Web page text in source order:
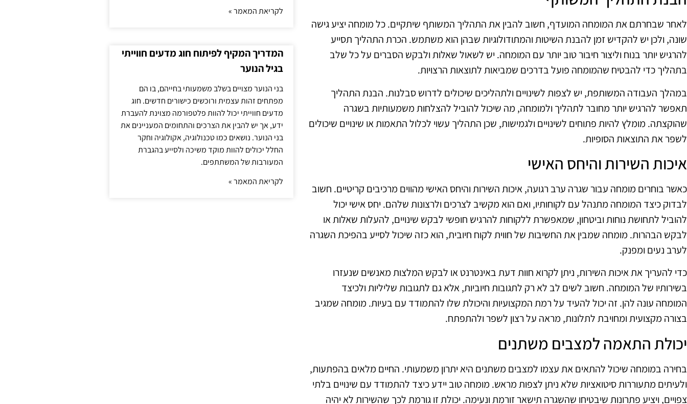
לאחר שבחרתם את המומחה המועדף, חשוב להבין את התהליך המשותף שיתקיים. כל מומחה יציע גישה
שונה, ולכן יש להקדיש זמן להבנת השיטות והמתודולוגיות שבהן הוא משתמש. הכרת התהליך תסייע
להרגיש יותר בנוח וליצור חיבור טוב יותר עם המומחה. יש לשאול שאלות ולבקש הסברים על כל שלב
בתהליך כדי להבטיח שהמומחה פועל בדרכים שמביאות לתוצאות הרצויות.
במהלך העבודה המשותפת, יש לצפות לשינויים ולתהליכים שיכולים לדרוש סבלנות. הבנת התהליך
תאפשר להרגיש יותר מחובר לתהליך ולמומחה, מה שיכול להוביל להצלחות משמעותיות בשגרה
שהוקצתה. מומלץ להיות פתוחים לשינויים ולגמישות, שכן התהליך עשוי לכלול התאמות או שינויים שיכולים
לשפר את התוצאות הסופיות.
איכות השירות והיחס האישי
כאשר בוחרים מומחה עבור שגרה ערב רגועה, איכות השירות והיחס האישי מהווים מרכיבים קריטיים. חשוב
לבדוק כיצד המומחה מתנהל עם לקוחותיו, ואם הוא מקשיב לצרכים ולרצונות שלהם. יחס אישי יכול
להוביל לתחושת נוחות וביטחון, שמאפשרת ללקוחות להרגיש חופשי לבקש שינויים, להעלות שאלות או
לבקש הבהרות. מומחה שמבין את החשיבות של חווית לקוח חיובית, הוא כזה שיכול לסייע בהפיכת השגרה
לערב נעים ומפנק.
כדי להעריך את איכות השירות, ניתן לקרוא חוות דעת באינטרנט או לבקש המלצות מאנשים שנעזרו
בשירותיו של המומחה. חשוב לשים לב לא רק לתגובות חיוביות, אלא גם לתגובות שליליות ולכיצד
המומחה עונה להן. זה יכול להעיד על רמת המקצועיות והיכולת שלו להתמודד עם בעיות. מומחה שמגיב
בצורה מקצועית ומחויבת לתלונות, מראה על רצון לשפר ולהתפתח.
יכולת התאמה למצבים משתנים
בחירה במומחה שיכול להתאים את עצמו למצבים משתנים היא יתרון משמעותי. החיים מלאים בהפתעות,
ולעיתים מתעוררות סיטואציות שלא ניתן לצפות מראש. מומחה טוב יידע כיצד להתמודד עם שינויים בלתי
צפויים, ויציע פתרונות שיבטיחו שהשגרה תישאר זורמת ונעימה. יכולת זו גורמת לכך שהשירות לא יהיה
לקריאת המאמר »
המדריך המקיף לפיתוח חוג מדעים חווייתי
בגיל הנוער
בני הנוער מצויים בשלב משמעותי בחייהם, בו הם
מפתחים זהות עצמית ורוכשים כישורים חדשים. חוג
מדעים חווייתי יכול להוות פלטפורמה מצוינת להעברת
ידע, אך יש להבין את הצרכים והתחומים המעניינים את
בני הנוער. נושאים כמו טכנולוגיה, אקולוגיה וחקר
החלל יכולים להוות מוקד משיכה ולסייע בהגברת
המעורבות של המשתתפים.
לקריאת המאמר »